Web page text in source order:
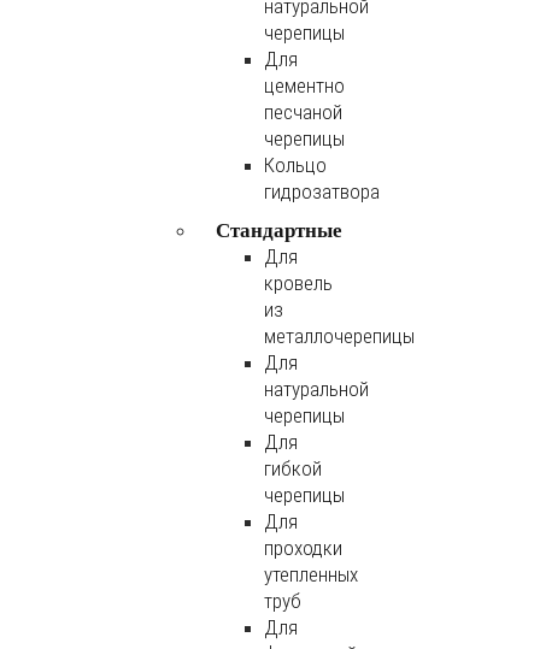
натуральной
черепицы
Для
цементно
песчаной
черепицы
Кольцо
гидрозатвора
Стандартные
Для
кровель
из
металлочерепицы
Для
натуральной
черепицы
Для
гибкой
черепицы
Для
проходки
утепленных
труб
Для